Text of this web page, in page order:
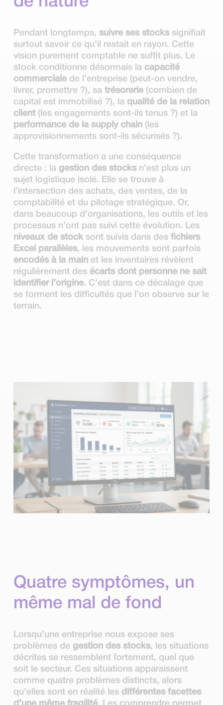
Pendant longtemps, suivre ses stockssignifiait
surtout savoir ce qu’il restait en rayon. Cette
vision purement comptable ne suffit plus. Le
stock conditionne désormais la capacité
commercialede l’entreprise (peut-on vendre,
livrer, promettre ?), sa trésorerie(combien de
capital est immobilisé ?), la qualité de la relation
client(les engagements sont-ils tenus ?) et la
performance de la supply chain(les
approvisionnements sont-ils sécurisés ?).
Cette transformation a une conséquence
directe : la gestion des stocksn’est plus un
sujet logistique isolé. Elle se trouve à
l’intersection des achats, des ventes, de la
comptabilité et du pilotage stratégique. Or,
dans beaucoup d’organisations, les outils et les
processus n’ont pas suivi cette évolution. Les
niveaux de stocksont suivis dans des fichiers
Excel parallèles, les mouvements sont parfois
encodés à la mainet les inventaires révèlent
régulièrement des écarts dont personne ne sait
identifier l’origine. C’est dans ce décalage que
se forment les difficultés que l’on observe sur le
terrain.
Quatre symptômes, un
même mal de fond
Lorsqu’une entreprise nous expose ses
problèmes de gestion des stocks, les situations
décrites se ressemblent fortement, quel que
soit le secteur. Ces situations apparaissent
comme quatre problèmes distincts, alors
qu’elles sont en réalité les différentes facettes
d’une même fragilité. Les comprendre permet